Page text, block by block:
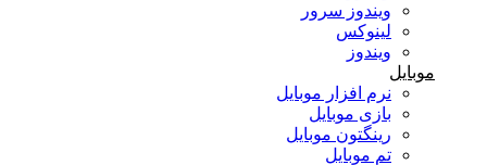
ویندوز سرور
لینوکس
ویندوز
موبایل
نرم افزار موبایل
بازی موبایل
رینگتون موبایل
تم موبایل